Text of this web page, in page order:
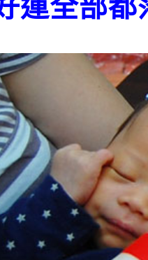
運全部